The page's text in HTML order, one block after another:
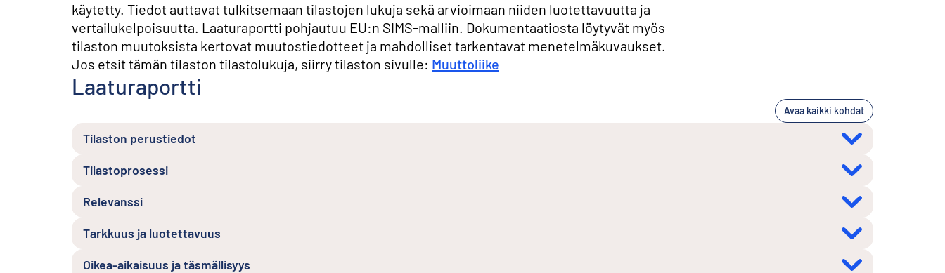
käytetty. Tiedot auttavat tulkitsemaan tilastojen lukuja sekä arvioimaan niiden luotettavuutta ja
vertailukelpoisuutta. Laaturaportti pohjautuu EU:n SIMS-malliin. Dokumentaatiosta löytyvät myös
tilaston muutoksista kertovat muutostiedotteet ja mahdolliset tarkentavat menetelmäkuvaukset.
Jos etsit tämän tilaston tilastolukuja, siirry tilaston sivulle: Muuttoliike
Laaturaportti
Avaa kaikki kohdat
Tilaston perustiedot
Tilastoprosessi
Relevanssi
Tarkkuus ja luotettavuus
Oikea-aikaisuus ja täsmällisyys